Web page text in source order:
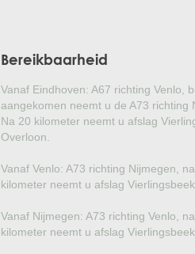
PERZISCHE SLAAPBOOM
JAPANSE BONSAI
GROVE DEN
Bereikbaarheid
Vanaf Eindhoven: A67 richting Venlo,
aangekomen neemt u de A73 richting
Na 20 kilometer neemt u afslag
Overloon.
Vanaf Venlo: A73 richting Nijmegen,
kilometer neemt u afslag
Vanaf Nijmegen: A73 richting Venlo,
kilometer neemt u afslag